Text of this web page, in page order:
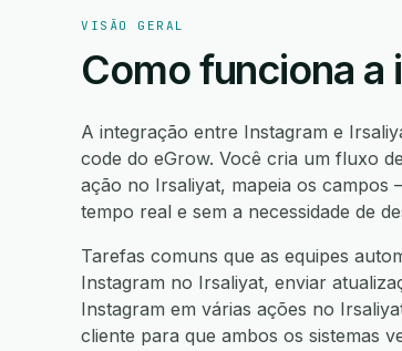
VISÃO GERAL
Como funciona
A integração entre Instagram e
code do eGrow. Você cria um fluxo
ação no Irsaliyat, mapeia os
tempo real e sem a necessidade de
Tarefas comuns que as equipes
Instagram no Irsaliyat, enviar
Instagram em várias ações no
cliente para que ambos os sistemas